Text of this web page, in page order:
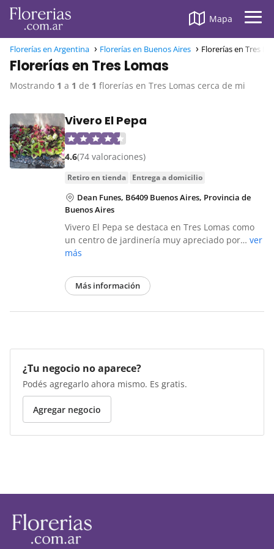
Mapa
Florerías en Argentina Florerías en Buenos Aires Florerías en Tres
Florerías en Tres Lomas
Mostrando 1 a 1 de 1 florerías en Tres Lomas cerca de mi
Vivero El Pepa
4.6(74 valoraciones)
retiro en tienda entrega a domicilio
Dean Funes, B6409 Buenos Aires, Provincia de
Buenos Aires
Vivero El Pepa se destaca en Tres Lomas como
un centro de jardinería muy apreciado por… ver
más
Más información
¿Tu negocio no aparece?
Podés agregarlo ahora mismo. Es gratis.
Agregar negocio